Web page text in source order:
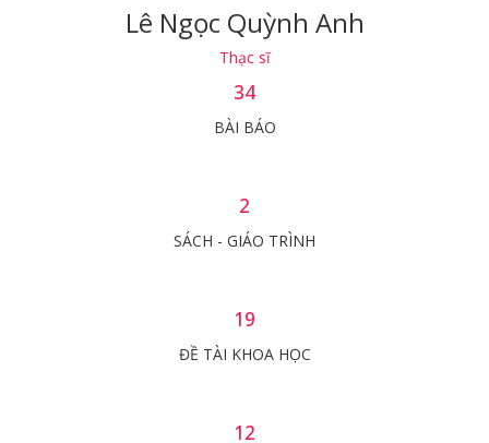
Lê Ngọc Quỳnh Anh
Thạc sĩ
34
BÀI BÁO
2
SÁCH - GIÁO TRÌNH
19
ĐỀ TÀI KHOA HỌC
12